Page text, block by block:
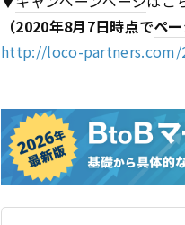
（2020年8月7日時点でペ
http://loco-partners.com/